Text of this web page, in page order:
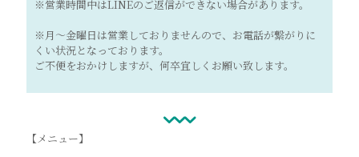
※営業時間中はLINEのご返信ができない場合があります。
※月～金曜日は営業しておりませんので、お電話が繋がりに
くい状況となっております。
ご不便をおかけしますが、何卒宜しくお願い致します。
【メニュー】